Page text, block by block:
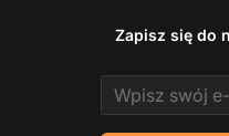
Zapisz się do
Email address